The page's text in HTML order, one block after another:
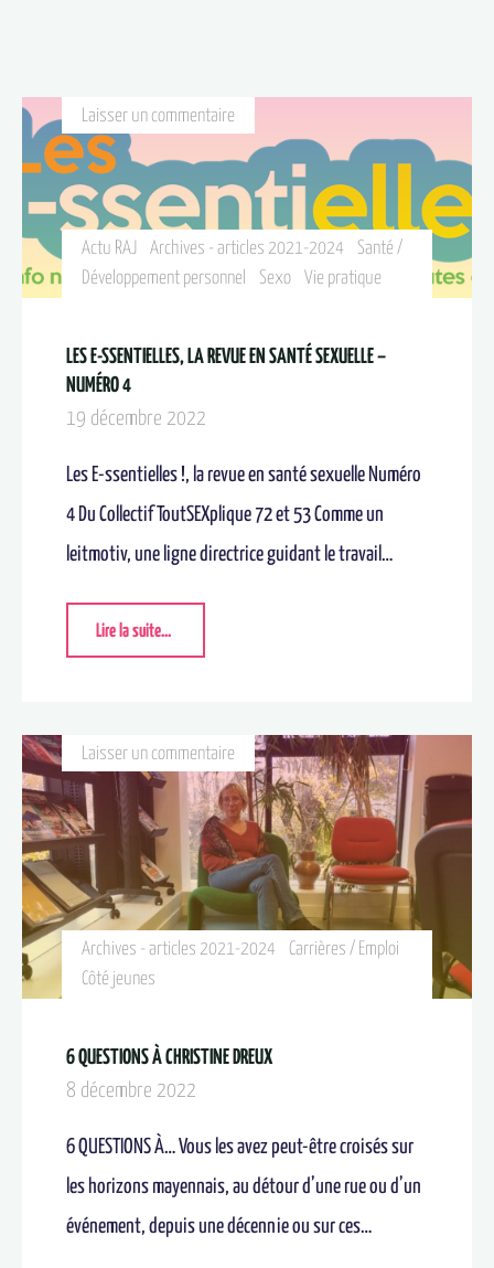
Actu RAJ Archives - articles 2021-2024
Santé /
Développement personnel
Sexo Vie pratique
Laisser un commentaire
LES E-SSENTIELLES, LA REVUE EN SANTÉ SEXUELLE –
NUMÉRO 4
19 décembre 2022
Les E-ssentielles !, la revue en santé sexuelle Numéro
4 Du Collectif ToutSEXplique 72 et 53 Comme un
leitmotiv, une ligne directrice guidant le travail…
Lire la suite...
Archives - articles 2021-2024
Carrières / Emploi
Côté jeunes
Laisser un commentaire
6 QUESTIONS À CHRISTINE DREUX
8 décembre 2022
6 QUESTIONS À… Vous les avez peut-être croisés sur
les horizons mayennais, au détour d’une rue ou d’un
événement, depuis une décennie ou sur ces…